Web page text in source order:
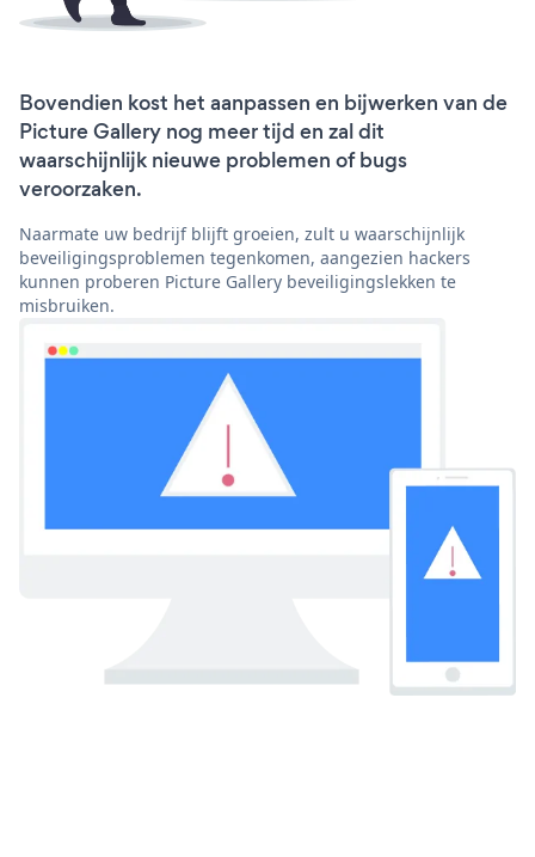
Bovendien kost het aanpassen en bijwerken van de
Picture Gallery nog meer tijd en zal dit
waarschijnlijk nieuwe problemen of bugs
veroorzaken.
Naarmate uw bedrijf blijft groeien, zult u waarschijnlijk
beveiligingsproblemen tegenkomen, aangezien hackers
kunnen proberen Picture Gallery beveiligingslekken te
misbruiken.